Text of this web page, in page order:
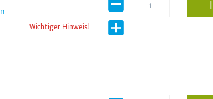
Wichtiger Hinweis!